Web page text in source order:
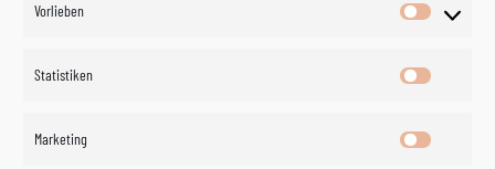
Vorlieben
Vorlieben
Statistiken
Marketing